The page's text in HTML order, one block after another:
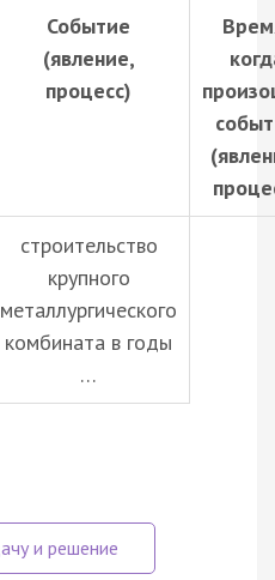
Событие
(явление,
процесс)
строительство
крупного
металлургического
комбината в годы
…